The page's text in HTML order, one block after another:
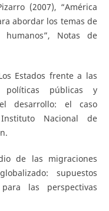
(2007), “América
abordar los temas de
humanos”, Notas de
Estados frente a las
políticas públicas y
desarrollo: el caso
Nacional de
de las migraciones
supuestos
las perspectivas